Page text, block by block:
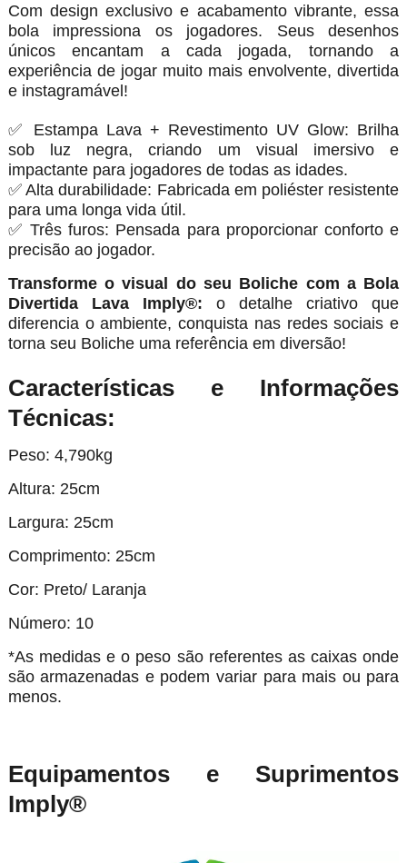
Com design exclusivo e acabamento vibrante, essa
bola impressiona os jogadores. Seus desenhos
únicos encantam a cada jogada, tornando a
experiência de jogar muito mais envolvente, divertida
e instagramável!
✅ Estampa Lava + Revestimento UV Glow: Brilha
sob luz negra, criando um visual imersivo e
impactante para jogadores de todas as idades.
✅ Alta durabilidade: Fabricada em poliéster resistente
para uma longa vida útil.
✅ Três furos: Pensada para proporcionar conforto e
precisão ao jogador.
Transforme o visual do seu Boliche com a Bola
Divertida Lava Imply®: o detalhe criativo que
diferencia o ambiente, conquista nas redes sociais e
torna seu Boliche uma referência em diversão!
Características e Informações
Técnicas:
Peso: 4,790kg
Altura: 25cm
Largura: 25cm
Comprimento: 25cm
Cor: Preto/ Laranja
Número: 10
*As medidas e o peso são referentes as caixas onde
são armazenadas e podem variar para mais ou para
menos.
Equipamentos e Suprimentos
Imply®